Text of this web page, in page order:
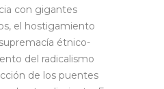
con gigantes
el hostigamiento
étnico-
del radicalismo
de los puentes